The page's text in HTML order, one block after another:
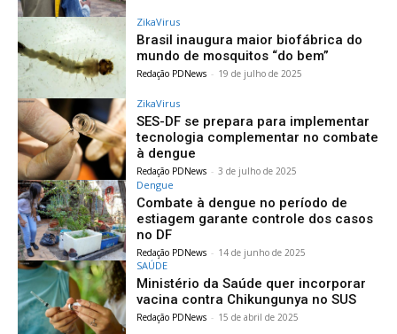
ZikaVirus
Brasil inaugura maior biofábrica do
mundo de mosquitos “do bem”
Redação PDNews - 19 de julho de 2025
ZikaVirus
SES-DF se prepara para implementar
tecnologia complementar no combate
à dengue
Redação PDNews - 3 de julho de 2025
Dengue
Combate à dengue no período de
estiagem garante controle dos casos
no DF
Redação PDNews - 14 de junho de 2025
SAÚDE
Ministério da Saúde quer incorporar
vacina contra Chikungunya no SUS
Redação PDNews - 15 de abril de 2025